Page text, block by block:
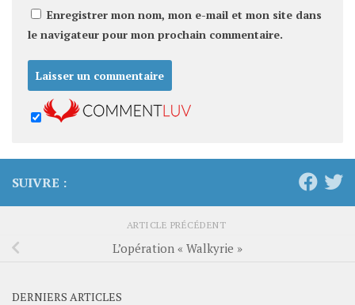
Enregistrer mon nom, mon e-mail et mon site dans
le navigateur pour mon prochain commentaire.
SUIVRE :
ARTICLE PRÉCÉDENT
L’opération « Walkyrie »
DERNIERS ARTICLES